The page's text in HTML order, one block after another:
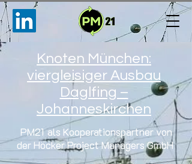
Knoten München:
viergleisiger Ausbau
Daglfing –
Johanneskirchen
​PM21 als Kooperationspartner von
derHöcker Project Managers GmbH